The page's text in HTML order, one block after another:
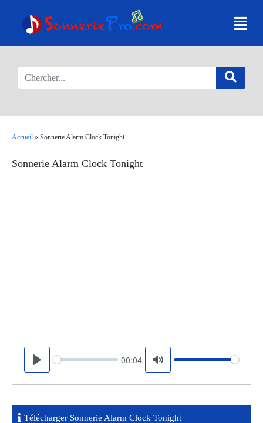
Accueil » Sonnerie Alarm Clock Tonight
Sonnerie Alarm Clock Tonight
Play
Seek 00:04
Mute
Volume
Télécharger Sonnerie Alarm Clock Tonight